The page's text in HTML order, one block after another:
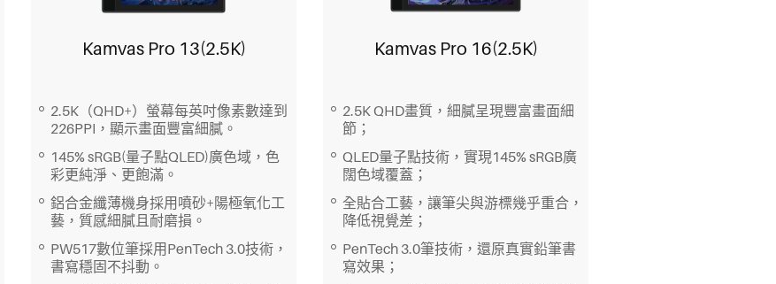
Kamvas Pro 13(2.5K)
2.5K（QHD+）螢幕每英吋像素數達到
226PPI，顯示畫面豐富細膩。
145% sRGB(量子點QLED)廣色域，色
彩更純淨、更飽滿。
鋁合金纖薄機身採用噴砂+陽極氧化工
藝，質感細膩且耐磨損。
PW517數位筆採用PenTech 3.0技術，
書寫穩固不抖動。
Kamvas Pro 16(2.5K)
2.5K QHD畫質，細膩呈現豐富畫面細
節；
QLED量子點技術，實現145% sRGB廣
闊色域覆蓋；
全貼合工藝，讓筆尖與游標幾乎重合，
降低視覺差；
PenTech 3.0筆技術，還原真實鉛筆書
寫效果；